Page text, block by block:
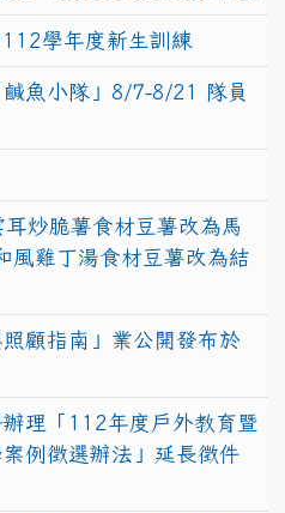
學年度新生訓練
魚小隊」8/7-8/21 隊員
炒脆薯食材豆薯改為馬
雞丁湯食材豆薯改為結
顧指南」業公開發布於
理「112年度戶外教育暨
例徵選辦法」延長徵件